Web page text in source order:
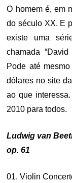
O homem é, em
do século XX. E
existe uma
chamada
Pode até
dólares no site
ao que
2010 para todos.
Ludwig van
op. 61
01. Violin